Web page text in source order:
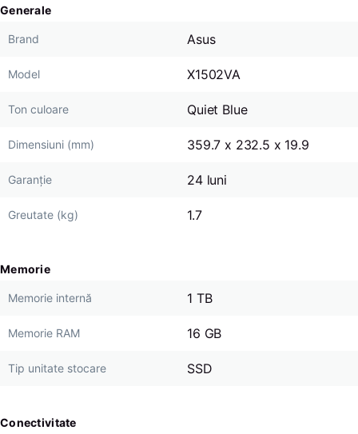
Generale
Brand Asus
Model X1502VA
Ton culoare Quiet Blue
Dimensiuni (mm) 359.7 x 232.5 x 19.9
Garanție 24 luni
Greutate (kg) 1.7
Memorie
Memorie internă 1 TB
Memorie RAM 16 GB
Tip unitate stocare SSD
Conectivitate